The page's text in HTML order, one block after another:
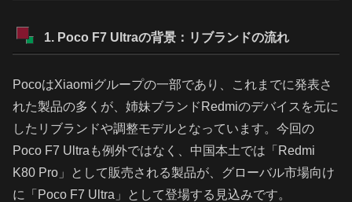
1. Poco F7 Ultraの背景：リブランドの流れ
PocoはXiaomiグループの一部であり、これまでに発表さ
れた製品の多くが、姉妹ブランドRedmiのデバイスを元に
したリブランドや調整モデルとなっています。今回の
Poco F7 Ultraも例外ではなく、中国本土では「Redmi
K80 Pro」として販売される製品が、グローバル市場向け
に「Poco F7 Ultra」として登場する見込みです。